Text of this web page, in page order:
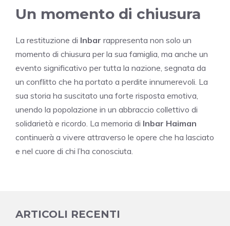
Un momento di chiusura
La restituzione di Inbar rappresenta non solo un
momento di chiusura per la sua famiglia, ma anche un
evento significativo per tutta la nazione, segnata da
un conflitto che ha portato a perdite innumerevoli. La
sua storia ha suscitato una forte risposta emotiva,
unendo la popolazione in un abbraccio collettivo di
solidarietà e ricordo. La memoria di Inbar Haiman
continuerà a vivere attraverso le opere che ha lasciato
e nel cuore di chi l’ha conosciuta.
ARTICOLI RECENTI